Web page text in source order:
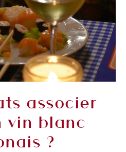
associer
vin blanc
?